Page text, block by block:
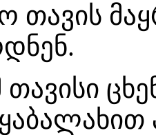
თავის
თავისი